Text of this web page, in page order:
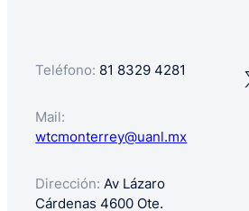
Teléfono: 81 8329 4281
Mail:
wtcmonterrey@uanl.mx
Dirección: Av Lázaro
Cárdenas 4600 Ote.